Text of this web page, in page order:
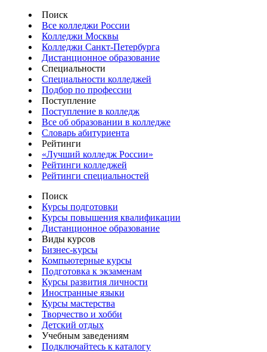
Поиск
Все колледжи России
Колледжи Москвы
Колледжи Санкт-Петербурга
Дистанционное образование
Специальности
Специальности колледжей
Подбор по профессии
Поступление
Поступление в колледж
Все об образовании в колледже
Словарь абитуриента
Рейтинги
«Лучший колледж России»
Рейтинги колледжей
Рейтинги специальностей
Поиск
Курсы подготовки
Курсы повышения квалификации
Дистанционное образование
Виды курсов
Бизнес-курсы
Компьютерные курсы
Подготовка к экзаменам
Курсы развития личности
Иностранные языки
Курсы мастерства
Творчество и хобби
Детский отдых
Учебным заведениям
Подключайтесь к каталогу